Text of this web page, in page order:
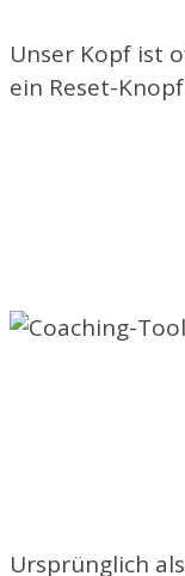
Unser Kopf ist
ein Reset-
Ursprünglich